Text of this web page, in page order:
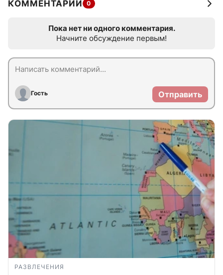
КОММЕНТАРИИ 0
Пока нет ни одного комментария.
Начните обсуждение первым!
Гость Отправить
РАЗВЛЕЧЕНИЯ